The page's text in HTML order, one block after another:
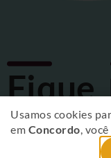
Fique
por
Usamos cookies
em Concordo,